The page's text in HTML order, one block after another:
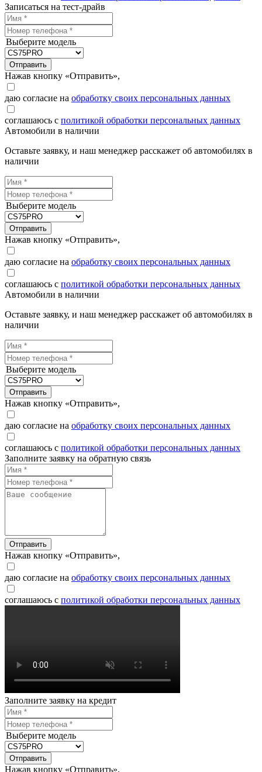
Записаться на тест-драйв
Выберите модель
Отправить
Нажав кнопку «Отправить»,
даю согласие на обработку своих персональных данных
соглашаюсь с политикой обработки персональных данных
Автомобили в наличии
Оставьте заявку, и наш менеджер расскажет об автомобилях в
наличии
Выберите модель
Отправить
Нажав кнопку «Отправить»,
даю согласие на обработку своих персональных данных
соглашаюсь с политикой обработки персональных данных
Автомобили в наличии
Оставьте заявку, и наш менеджер расскажет об автомобилях в
наличии
Выберите модель
Отправить
Нажав кнопку «Отправить»,
даю согласие на обработку своих персональных данных
соглашаюсь с политикой обработки персональных данных
Заполните заявку на обратную связь
Отправить
Нажав кнопку «Отправить»,
даю согласие на обработку своих персональных данных
соглашаюсь с политикой обработки персональных данных
Заполните заявку на кредит
Выберите модель
Отправить
Нажав кнопку «Отправить»,